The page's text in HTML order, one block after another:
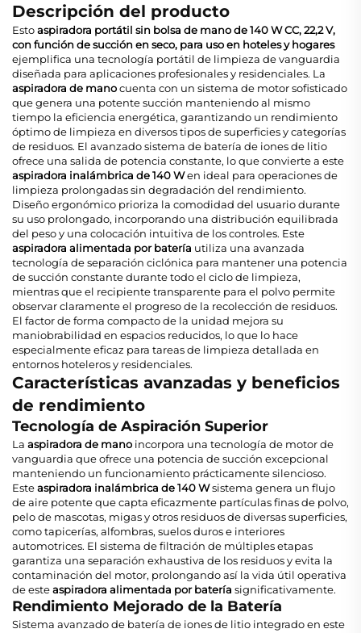
Descripción del producto
Estoaspiradora portátil sin bolsa de mano de 140 W CC, 22,2 V,
con función de succión en seco, para uso en hoteles y hogares
ejemplifica una tecnología portátil de limpieza de vanguardia
diseñada para aplicaciones profesionales y residenciales. La
aspiradora de manocuenta con un sistema de motor sofisticado
que genera una potente succión manteniendo al mismo
tiempo la eficiencia energética, garantizando un rendimiento
óptimo de limpieza en diversos tipos de superficies y categorías
de residuos. El avanzado sistema de batería de iones de litio
ofrece una salida de potencia constante, lo que convierte a este
aspiradora inalámbrica de 140 Wen ideal para operaciones de
limpieza prolongadas sin degradación del rendimiento.
Diseño ergonómico prioriza la comodidad del usuario durante
su uso prolongado, incorporando una distribución equilibrada
del peso y una colocación intuitiva de los controles. Este
aspiradora alimentada por batería utiliza una avanzada
tecnología de separación ciclónica para mantener una potencia
de succión constante durante todo el ciclo de limpieza,
mientras que el recipiente transparente para el polvo permite
observar claramente el progreso de la recolección de residuos.
El factor de forma compacto de la unidad mejora su
maniobrabilidad en espacios reducidos, lo que lo hace
especialmente eficaz para tareas de limpieza detallada en
entornos hoteleros y residenciales.
Características avanzadas y beneficios
de rendimiento
Tecnología de Aspiración Superior
La aspiradora de mano incorpora una tecnología de motor de
vanguardia que ofrece una potencia de succión excepcional
manteniendo un funcionamiento prácticamente silencioso.
Esteaspiradora inalámbrica de 140 Wsistema genera un flujo
de aire potente que capta eficazmente partículas finas de polvo,
pelo de mascotas, migas y otros residuos de diversas superficies,
como tapicerías, alfombras, suelos duros e interiores
automotrices. El sistema de filtración de múltiples etapas
garantiza una separación exhaustiva de los residuos y evita la
contaminación del motor, prolongando así la vida útil operativa
de esteaspiradora alimentada por batería significativamente.
Rendimiento Mejorado de la Batería
Sistema avanzado de batería de iones de litio integrado en este